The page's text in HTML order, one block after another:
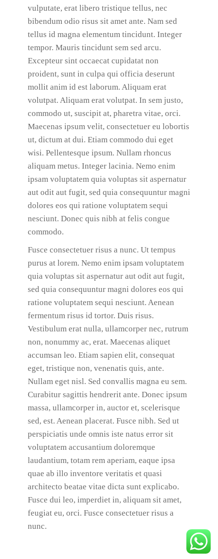
vulputate, erat libero tristique tellus, nec
bibendum odio risus sit amet ante. Nam sed
tellus id magna elementum tincidunt. Integer
tempor. Mauris tincidunt sem sed arcu.
Excepteur sint occaecat cupidatat non
proident, sunt in culpa qui officia deserunt
mollit anim id est laborum. Aliquam erat
volutpat. Aliquam erat volutpat. In sem justo,
commodo ut, suscipit at, pharetra vitae, orci.
Maecenas ipsum velit, consectetuer eu lobortis
ut, dictum at dui. Etiam commodo dui eget
wisi. Pellentesque ipsum. Nullam rhoncus
aliquam metus. Integer lacinia. Nemo enim
ipsam voluptatem quia voluptas sit aspernatur
aut odit aut fugit, sed quia consequuntur magni
dolores eos qui ratione voluptatem sequi
nesciunt. Donec quis nibh at felis congue
commodo.
Fusce consectetuer risus a nunc. Ut tempus
purus at lorem. Nemo enim ipsam voluptatem
quia voluptas sit aspernatur aut odit aut fugit,
sed quia consequuntur magni dolores eos qui
ratione voluptatem sequi nesciunt. Aenean
fermentum risus id tortor. Duis risus.
Vestibulum erat nulla, ullamcorper nec, rutrum
non, nonummy ac, erat. Maecenas aliquet
accumsan leo. Etiam sapien elit, consequat
eget, tristique non, venenatis quis, ante.
Nullam eget nisl. Sed convallis magna eu sem.
Curabitur sagittis hendrerit ante. Donec ipsum
massa, ullamcorper in, auctor et, scelerisque
sed, est. Aenean placerat. Fusce nibh. Sed ut
perspiciatis unde omnis iste natus error sit
voluptatem accusantium doloremque
laudantium, totam rem aperiam, eaque ipsa
quae ab illo inventore veritatis et quasi
architecto beatae vitae dicta sunt explicabo.
Fusce dui leo, imperdiet in, aliquam sit amet,
feugiat eu, orci. Fusce consectetuer risus a
nunc.